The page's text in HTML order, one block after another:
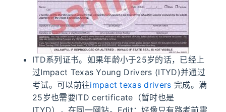
ITD系列证书。如果年龄小于25岁的话，已经上
过Impact Texas Young Drivers (ITYD)并通过
考试。可以前往impact texas drivers 完成。满
25岁也需要ITD certificate（暂时也是